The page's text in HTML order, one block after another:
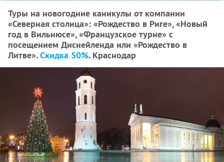
Туры на новогодние каникулы от компании
«Северная столица»: «Рождество в Риге», «Новый
год в Вильнюсе», «Французское турне» с
посещением Диснейленда или «Рождество в
Литве».Скидка 50%. Краснодар